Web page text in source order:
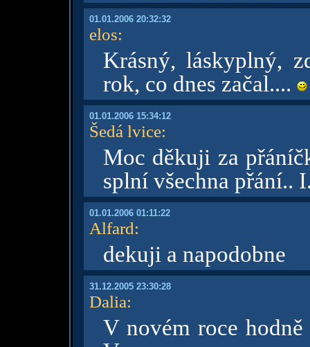
01.01.2006 20:32:32
elos:
Krásný, láskyplný,
rok, co dnes začal....
01.01.2006 15:34:12
Šedá lvice:
Moc děkuji za
splní všechna přání..
01.01.2006 01:11:22
Alfard:
dekuji a napodobne
31.12.2005 23:30:28
Dalia:
V novém roce